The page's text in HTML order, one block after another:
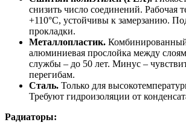
снизить число соединений. Рабочая
+110°C, устойчивы к замерзанию.
прокладки.
Металлопластик.
алюминиевая прослойка между
службы – до 50 лет. Минус –
перегибам.
Сталь. Только для
Требуют гидроизоляции от
Радиаторы: